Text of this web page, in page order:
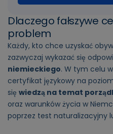
Dlaczego fałszywe
problem
Każdy, kto chce uzyskać
zazwyczaj wykazać się
niemieckiego. W tym celu
certyfikat językowy na
się wiedzą na temat
oraz warunków życia w
poprzez test naturalizacyjny